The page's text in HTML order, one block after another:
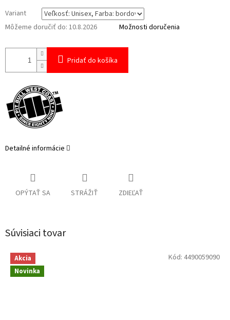
Variant
Môžeme doručiť do: 10.8.2026 Možnosti doručenia
Pridať do košíka
Detailné informácie
OPÝTAŤ SA STRÁŽIŤ ZDIEĽAŤ
Súvisiaci tovar
Akcia
Novinka
Kód: 4490059090